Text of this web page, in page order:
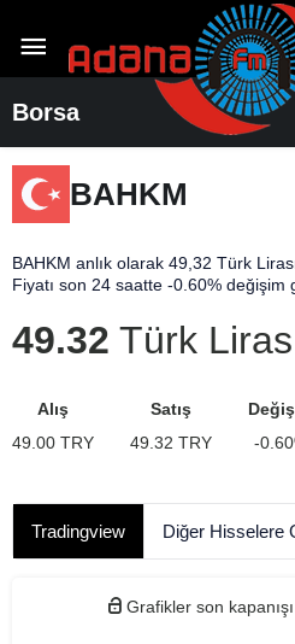
Borsa
BAHKM
BAHKM anlık olarak 49,32 Türk
Fiyatı son 24 saatte -0.60% değişim
49.32 Türk
Alış
49.00 TRY
Satış
49.32 TRY
-0.60
Tradingview Diğer Hisselere
Grafikler son